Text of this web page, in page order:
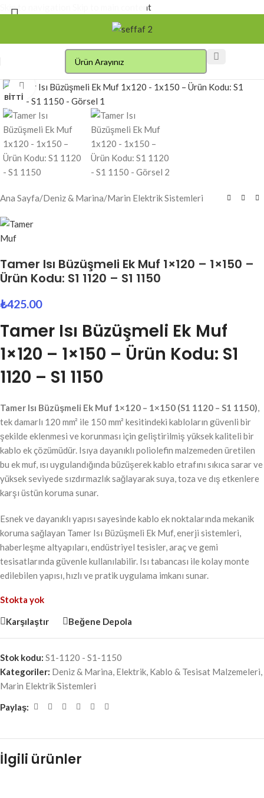
Skip to navigation Skip to main content
BITTI
Click to enlarge
Ana Sayfa/Deniz & Marina/Marin Elektrik Sistemleri
Tamer Isı Büzüşmeli Ek Muf 1×120 – 1×150 –
Ürün Kodu: S1 1120 – S1 1150
₺425.00
Tamer Isı Büzüşmeli Ek Muf
1×120 – 1×150 – Ürün Kodu: S1
1120 – S1 1150
Tamer Isı Büzüşmeli Ek Muf 1×120 – 1×150 (S1 1120 – S1 1150),
tek damarlı 120 mm² ile 150 mm² kesitindeki kabloların güvenli bir
şekilde eklenmesi ve korunması için geliştirilmiş yüksek kaliteli bir
kablo ek çözümüdür. Isıya dayanıklı poliolefin malzemeden üretilen
bu ek muf, ısı uygulandığında büzüşerek kablo etrafını sıkıca sarar ve
yüksek seviyede sızdırmazlık sağlayarak suya, toza ve dış etkenlere
karşı üstün koruma sunar.
Esnek ve dayanıklı yapısı sayesinde kablo ek noktalarında mekanik
koruma sağlayan Tamer Isı Büzüşmeli Ek Muf, enerji sistemleri,
haberleşme altyapıları, endüstriyel tesisler, araç ve gemi
tesisatlarında güvenle kullanılabilir. Isı tabancası ile kolay monte
edilebilen yapısı, hızlı ve pratik uygulama imkanı sunar.
Stokta yok
Karşılaştır Beğene Depola
Stok kodu: S1-1120 - S1-1150
Kategoriler: Deniz & Marina, Elektrik, Kablo & Tesisat Malzemeleri,
Marin Elektrik Sistemleri
Paylaş:
İlgili ürünler